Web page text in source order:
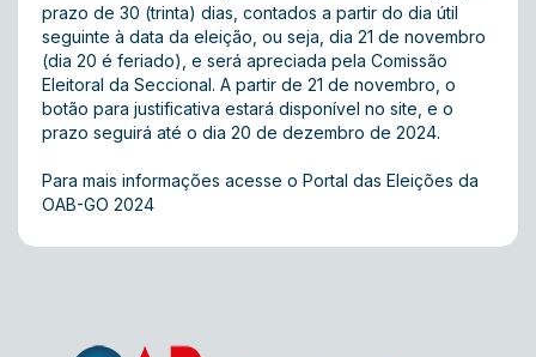
prazo de 30 (trinta) dias, contados a partir do dia útil
seguinte à data da eleição, ou seja, dia 21 de novembro
(dia 20 é feriado), e será apreciada pela Comissão
Eleitoral da Seccional. A partir de 21 de novembro, o
botão para justificativa estará disponível no site, e o
prazo seguirá até o dia 20 de dezembro de 2024.
Para mais informações acesse o Portal das Eleições da
OAB-GO 2024